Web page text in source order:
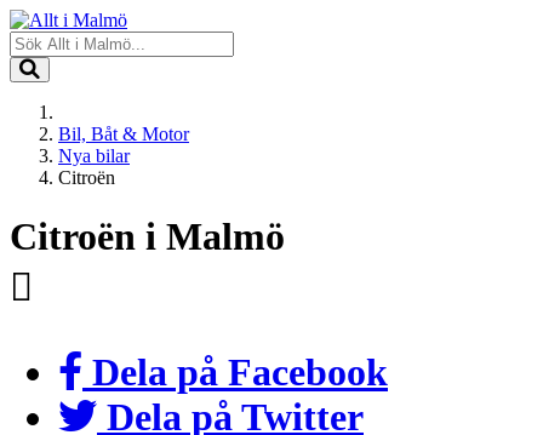
Bil, Båt & Motor
Nya bilar
Citroën
Citroën i Malmö
Dela på Facebook
Dela på Twitter